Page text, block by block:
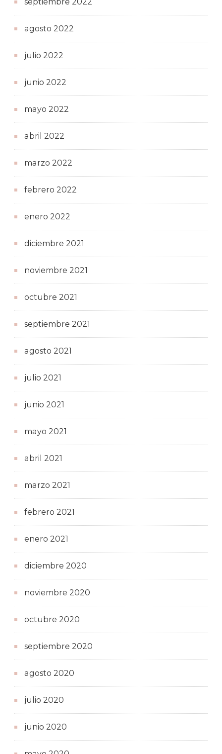
agosto 2022
julio 2022
junio 2022
mayo 2022
abril 2022
marzo 2022
febrero 2022
enero 2022
diciembre 2021
noviembre 2021
octubre 2021
septiembre 2021
agosto 2021
julio 2021
junio 2021
mayo 2021
abril 2021
marzo 2021
febrero 2021
enero 2021
diciembre 2020
noviembre 2020
octubre 2020
septiembre 2020
agosto 2020
julio 2020
junio 2020